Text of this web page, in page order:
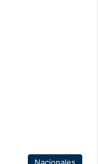
Nacionales